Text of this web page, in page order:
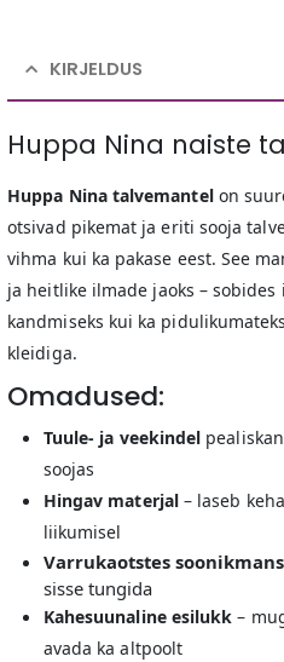
KIRJELDUS
Huppa Nina naiste
Huppa Nina talvemantelon
otsivad pikemat ja eriti sooja
vihma kui ka pakase eest. See
ja heitlike ilmade jaoks –
kandmiseks kui ka
kleidiga.
Omadused:
Tuule- ja veekindel
soojas
Hingav materjal– laseb
liikumisel
Varrukaotstes
sisse tungida
Kahesuunaline esilukk –
avada ka altpoolt